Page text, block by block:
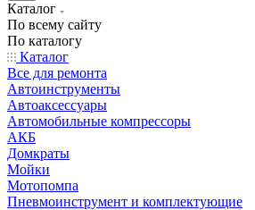
Каталог
По всему сайту
По каталогу
Каталог
Все для ремонта
Автоинструменты
Автоаксессуары
Автомобильные компрессоры
АКБ
Домкраты
Мойки
Мотопомпа
Пневмоинструмент и комплектующие